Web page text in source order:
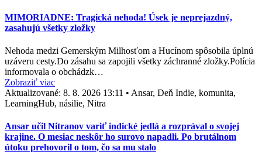
MIMORIADNE: Tragická nehoda! Úsek je neprejazdný,
zasahujú všetky zložky
Nehoda medzi Gemerským Milhosťom a Hucínom spôsobila úplnú
uzáveru cesty.Do zásahu sa zapojili všetky záchranné zložky.Polícia
informovala o obchádzk…
Zobraziť viac
Aktualizované: 8. 8. 2026 13:11 • Ansar, Deň Indie, komunita,
LearningHub, násilie, Nitra
Ansar učil Nitranov variť indické jedlá a rozprával o svojej
krajine. O mesiac neskôr ho surovo napadli. Po brutálnom
útoku prehovoril o tom, čo sa mu stalo